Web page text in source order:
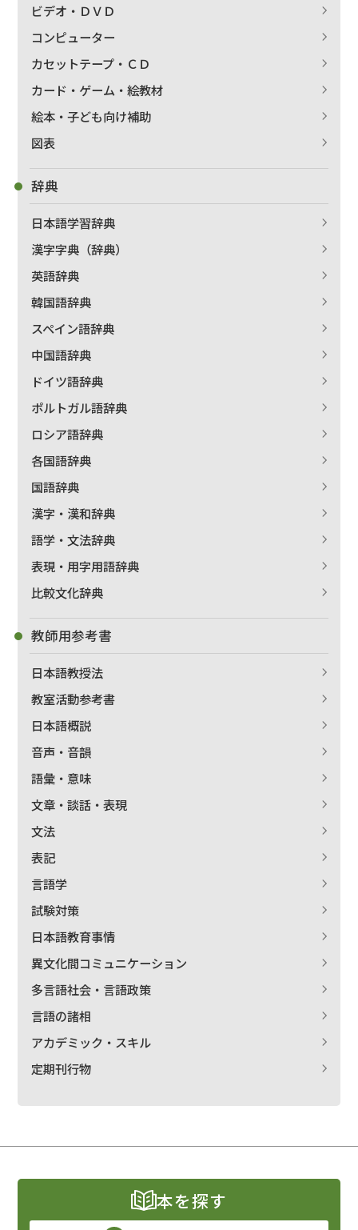
ビデオ・ＤＶＤ
コンピューター
カセットテープ・ＣＤ
カード・ゲーム・絵教材
絵本・子ども向け補助
図表
辞典
日本語学習辞典
漢字字典（辞典）
英語辞典
韓国語辞典
スペイン語辞典
中国語辞典
ドイツ語辞典
ポルトガル語辞典
ロシア語辞典
各国語辞典
国語辞典
漢字・漢和辞典
語学・文法辞典
表現・用字用語辞典
比較文化辞典
教師用参考書
日本語教授法
教室活動参考書
日本語概説
音声・音韻
語彙・意味
文章・談話・表現
文法
表記
言語学
試験対策
日本語教育事情
異文化間コミュニケーション
多言語社会・言語政策
言語の諸相
アカデミック・スキル
定期刊行物
本を探す